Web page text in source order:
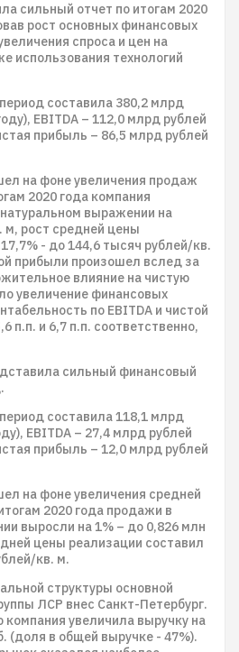
сильный отчет по итогам 2020
рост основных финансовых
спроса и цен на
использования технологий
составила 380,2 млрд
EBITDA – 112,0 млрд рублей
прибыль – 86,5 млрд рублей
на фоне увеличения продаж
2020 года компания
выражении на
м, рост средней цены
- до 144,6 тысяч рублей/кв.
прибыли произошел вслед за
влияние на чистую
увеличение финансовых
по EBITDA и чистой
п.п. и 6,7 п.п. соответственно,
сильный финансовый
составила 118,1 млрд
EBITDA – 27,4 млрд рублей
прибыль – 12,0 млрд рублей
на фоне увеличения средней
2020 года продажи в
выросли на 1% – до 0,826 млн
цены реализации составил
кв. м.
структуры основной
ЛСР внес Санкт-Петербург.
увеличила выручку на
(доля в общей выручке - 47%).